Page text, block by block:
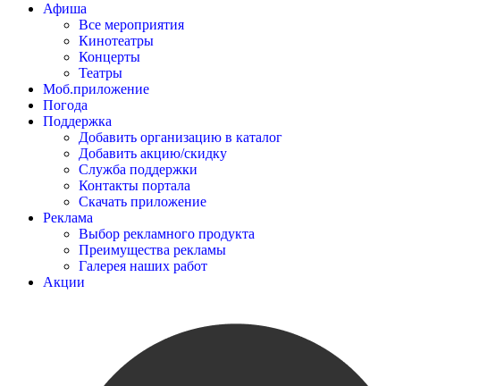
Афиша
Все мероприятия
Кинотеатры
Концерты
Театры
Моб.приложение
Погода
Поддержка
Добавить организацию в каталог
Добавить акцию/скидку
Служба поддержки
Контакты портала
Скачать приложение
Реклама
Выбор рекламного продукта
Преимущества рекламы
Галерея наших работ
Акции